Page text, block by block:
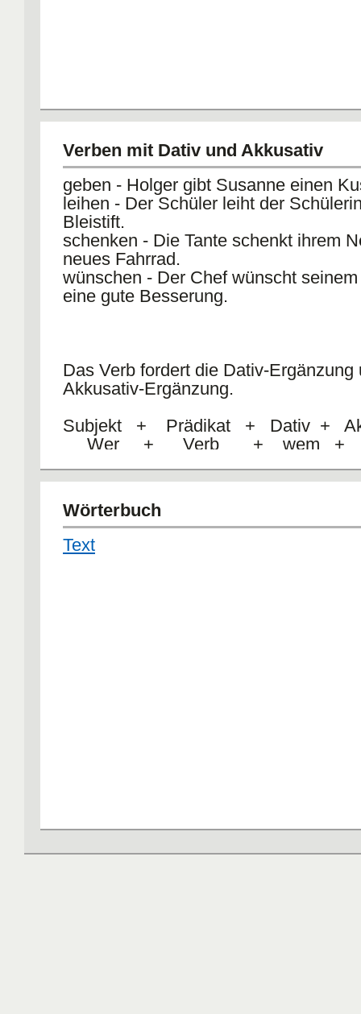
2.
Herr Meier ist Architekt -F
3.
Christine ist 15 Jahre alt -F
4.
Die Familie Meier hat Verwandte in
Die Kinder haben einen Onkel in
6.
Die Familie Meier hat drei Katzen-F
Verben mit Dativ und Akkusativ
geben - Holger gibt Susanne einen
leihen - Der Schüler leiht der
Bleistift.
schenken - Die Tante schenkt ihrem
neues Fahrrad.
wünschen - Der Chef wünscht
eine gute Besserung.
Das Verb fordert die Dativ-Ergänzung
Akkusativ-Ergänzung.
Subjekt + Prädikat + Dativ +
Wer + Verb + wem
Wörterbuch
Text